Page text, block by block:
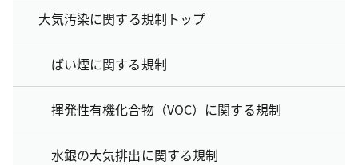
大気汚染に関する規制トップ
ばい煙に関する規制
揮発性有機化合物（VOC）に関する規制
水銀の大気排出に関する規制